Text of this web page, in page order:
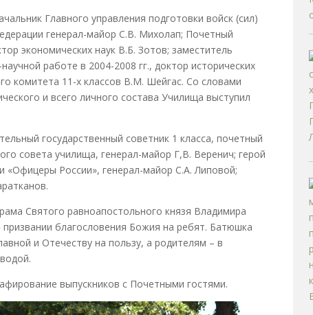
Главного управления подготовки войск (сил)
генерал-майор С.В. Михолап; Почетный
экономических наук В.Б. Зотов; заместитель
работе в 2004-2008 гг., доктор исторических
комитета 11-х классов В.М. Шейгас. Со словами
и всего личного состава Училища выступил
государственный советник 1 класса, почетный
совета училища, генерал-майор Г,В. Веренич; герой
«Офицеры России», генерал-майор С.А. Липовой;
Святого равноапостольного князя Владимира
благословения Божия на ребят. Батюшка
и Отечеству на пользу, а родителям – в
выпускников с Почетными гостями.